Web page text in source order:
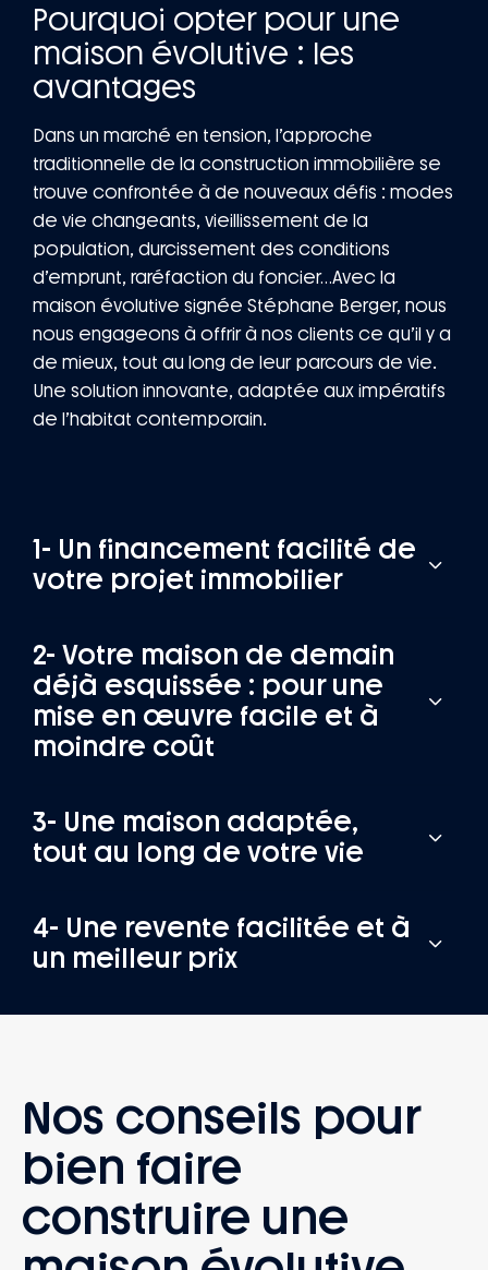
Pourquoi opter pour une
maison évolutive : les
avantages
Dans un marché en tension, l’approche
traditionnelle de la construction immobilière se
trouve confrontée à de nouveaux défis : modes
de vie changeants, vieillissement de la
population, durcissement des conditions
d’emprunt, raréfaction du foncier…Avec la
maison évolutive signée Stéphane Berger, nous
nous engageons à offrir à nos clients ce qu’il y a
de mieux, tout au long de leur parcours de vie.
Une solution innovante, adaptée aux impératifs
de l’habitat contemporain.
1- Un financement facilité de
votre projet immobilier
2- Votre maison de demain
déjà esquissée : pour une
mise en œuvre facile et à
moindre coût
3- Une maison adaptée,
tout au long de votre vie
4- Une revente facilitée et à
un meilleur prix
Nos conseils pour
bien faire
construire une